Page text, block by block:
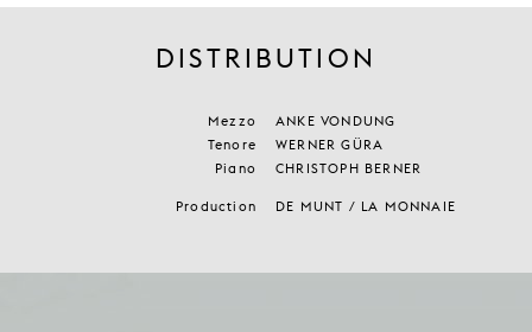
DISTRIBUTION
Mezzo
ANKE VONDUNG
Tenore
WERNER GÜRA
Piano
CHRISTOPH BERNER
Production DE MUNT / LA MONNAIE